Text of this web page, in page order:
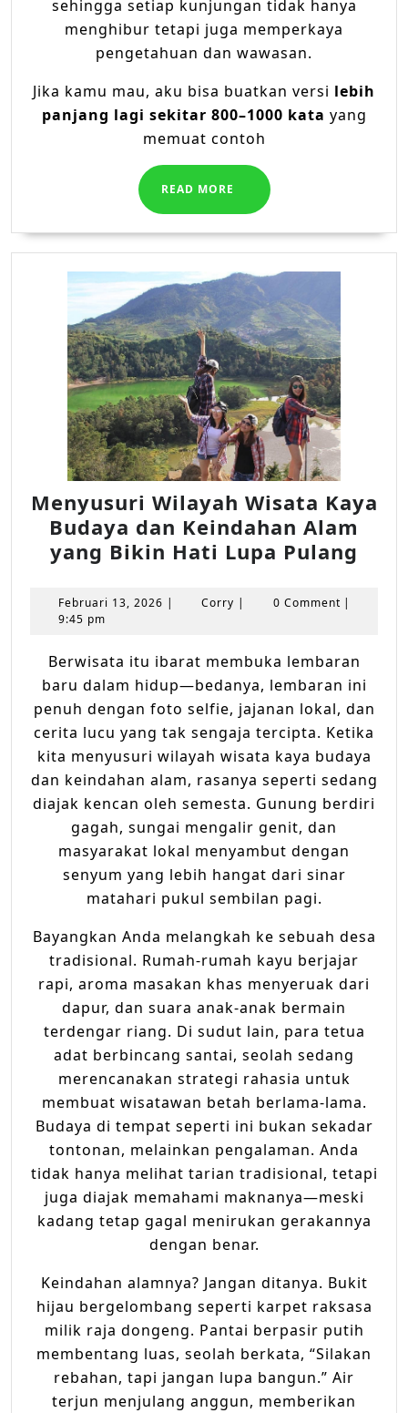
sehingga setiap kunjungan tidak hanya
menghibur tetapi juga memperkaya
pengetahuan dan wawasan.
Jika kamu mau, aku bisa buatkan versi lebih
panjang lagi sekitar 800–1000 kata yang
memuat contoh
READ MORE
READ
MORE
Menyusuri Wilayah Wisata Kaya
Budaya dan Keindahan Alam
yang Bikin Hati Lupa Pulang
dan
Hati
Lupa
Februari 13, 2026 Februari
| Corry Corry
| 0 Comment |
9:45 pm
Berwisata itu ibarat membuka lembaran
baru dalam hidup—bedanya, lembaran ini
penuh dengan foto selfie, jajanan lokal, dan
cerita lucu yang tak sengaja tercipta. Ketika
kita menyusuri wilayah wisata kaya budaya
dan keindahan alam, rasanya seperti sedang
diajak kencan oleh semesta. Gunung berdiri
gagah, sungai mengalir genit, dan
masyarakat lokal menyambut dengan
senyum yang lebih hangat dari sinar
matahari pukul sembilan pagi.
Bayangkan Anda melangkah ke sebuah desa
tradisional. Rumah-rumah kayu berjajar
rapi, aroma masakan khas menyeruak dari
dapur, dan suara anak-anak bermain
terdengar riang. Di sudut lain, para tetua
adat berbincang santai, seolah sedang
merencanakan strategi rahasia untuk
membuat wisatawan betah berlama-lama.
Budaya di tempat seperti ini bukan sekadar
tontonan, melainkan pengalaman. Anda
tidak hanya melihat tarian tradisional, tetapi
juga diajak memahami maknanya—meski
kadang tetap gagal menirukan gerakannya
dengan benar.
Keindahan alamnya? Jangan ditanya. Bukit
hijau bergelombang seperti karpet raksasa
milik raja dongeng. Pantai berpasir putih
membentang luas, seolah berkata, “Silakan
rebahan, tapi jangan lupa bangun.” Air
terjun menjulang anggun, memberikan